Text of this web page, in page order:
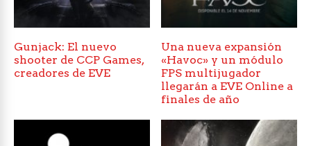
Gunjack: El nuevo
shooter de CCP Games,
creadores de EVE
Una nueva expansión
«Havoc» y un módulo
FPS multijugador
llegarán a EVE Online a
finales de año